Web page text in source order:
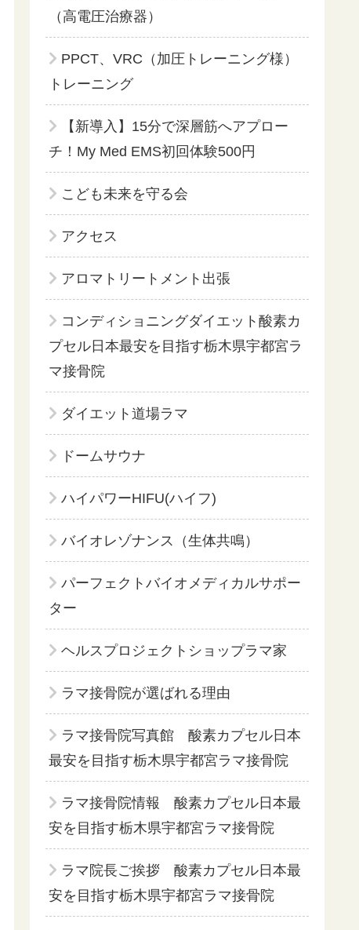
（高電圧治療器）
PPCT、VRC（加圧トレーニング様）
トレーニング
【新導入】15分で深層筋へアプロー
チ！My Med EMS初回体験500円
こども未来を守る会
アクセス
アロマトリートメント出張
コンディショニングダイエット酸素カ
プセル日本最安を目指す栃木県宇都宮ラ
マ接骨院
ダイエット道場ラマ
ドームサウナ
ハイパワーHIFU(ハイフ)
バイオレゾナンス（生体共鳴）
パーフェクトバイオメディカルサポー
ター
ヘルスプロジェクトショップラマ家
ラマ接骨院が選ばれる理由
ラマ接骨院写真館 酸素カプセル日本
最安を目指す栃木県宇都宮ラマ接骨院
ラマ接骨院情報 酸素カプセル日本最
安を目指す栃木県宇都宮ラマ接骨院
ラマ院長ご挨拶 酸素カプセル日本最
安を目指す栃木県宇都宮ラマ接骨院